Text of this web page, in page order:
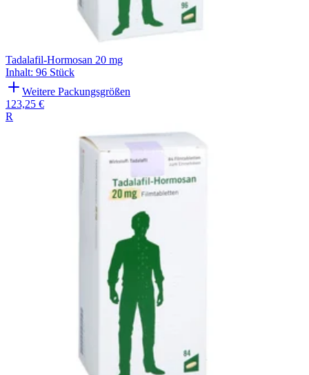
Tadalafil-Hormosan 20 mg
Inhalt: 96 Stück
Weitere Packungsgrößen
123,25 €
R